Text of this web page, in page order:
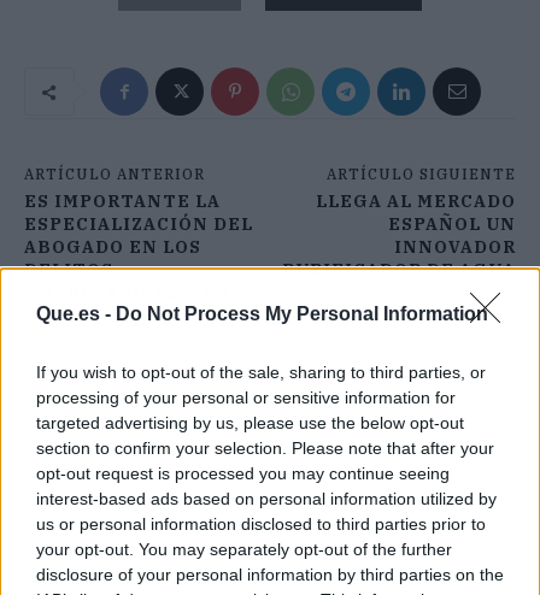
Que.es - Do Not Process My Personal Information
If you wish to opt-out of the sale, sharing to third parties, or
processing of your personal or sensitive information for
targeted advertising by us, please use the below opt-out
section to confirm your selection. Please note that after your
opt-out request is processed you may continue seeing
interest-based ads based on personal information utilized by
us or personal information disclosed to third parties prior to
your opt-out. You may separately opt-out of the further
disclosure of your personal information by third parties on the
ARTÍCULO ANTERIOR
ES IMPORTANTE LA
ESPECIALIZACIÓN DEL
ABOGADO EN LOS
DELITOS
V&V
ARTÍCULO SIGUIENTE
LLEGA AL MERCADO
ESPAÑOL UN
INNOVADOR
PURIFICADOR DE AGUA